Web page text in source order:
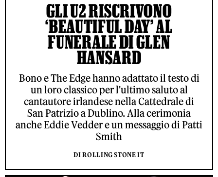
GLI U2 RISCRIVONO
‘BEAUTIFUL DAY’ AL
FUNERALE DI GLEN
HANSARD
Bono e The Edge hanno adattato il testo di
un loro classico per l'ultimo saluto al
cantautore irlandese nella Cattedrale di
San Patrizio a Dublino. Alla cerimonia
anche Eddie Vedder e un messaggio di Patti
Smith
DI ROLLING STONE IT